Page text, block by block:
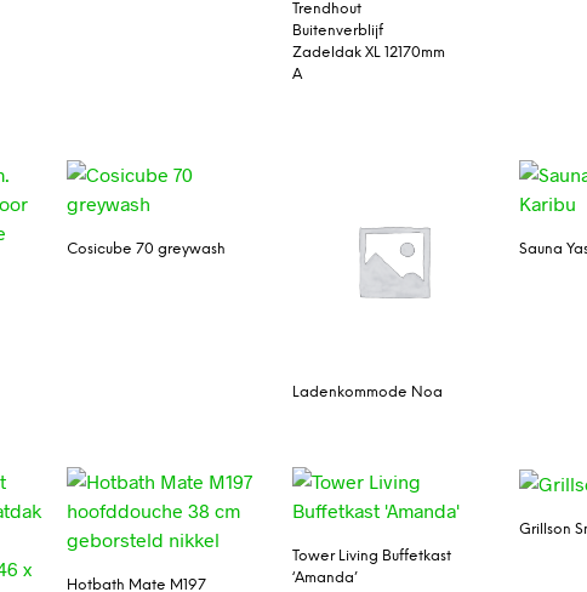
Trendhout
Buitenverblijf
Zadeldak XL 12170mm
A
Cosicube 70 greywash
Ladenkommode Noa
Sauna
Hotbath Mate M197
Tower Living Buffetkast
‘Amanda’
Grillson